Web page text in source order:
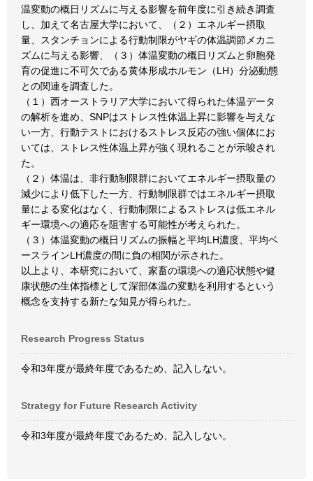
温変動の概日リズムに与える影響を前年度に引き続き調査
し、加えて名古屋大学において、（２）エネルギー摂取
量、スタンチョンによる行動制限がヤギの体温調節メカニ
ズムに与える影響、（３）体温変動の概日リズムと卵胞発
育の促進に不可欠である黄体形成ホルモン（LH）分泌動態
との関連を調査した。
（１）西オーストラリア大学において得られた体温データ
の解析を進め、SNPはストレス性体温上昇に影響を与えな
い一方、行動テストにおけるストレス反応の強い個体にお
いては、ストレス性体温上昇が強く現れることが示唆され
た。
（２）体温は、非行動制限群においてエネルギー摂取量の
減少により低下した一方、行動制限群ではエネルギー摂取
量による変化はなく、行動制限によるストレスは低エネル
ギー環境への適応を阻害する可能性が考えられた。
（３）体温変動の概日リズムの振幅と平均LH濃度、平均ベ
ースラインLH濃度の間に負の相関が示された。
以上より、本研究において、家畜の環境への適応状態や健
康状態の生体指標として深部体温の変動を利用するという
概念を支持する新たな知見が得られた。
Research Progress Status
令和3年度が最終年度であるため、記入しない。
Strategy for Future Research Activity
令和3年度が最終年度であるため、記入しない。